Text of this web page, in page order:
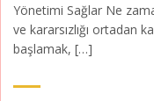
Yönetimi Sağlar Ne
ve kararsızlığı ortadan
başlamak, […]